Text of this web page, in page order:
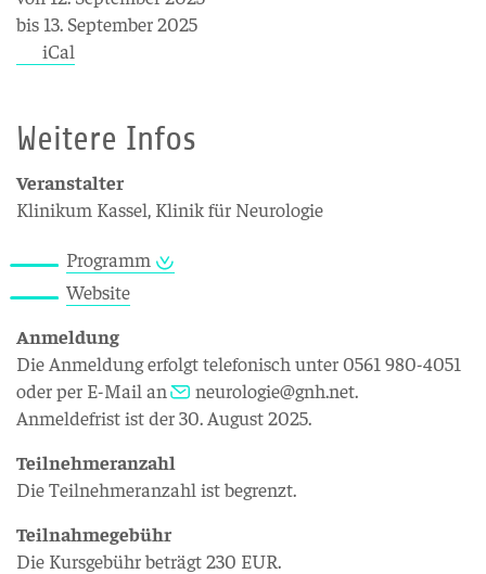
bis 13. September 2025
iCal
Weitere Infos
Veranstalter
Klinikum Kassel, Klinik für Neurologie
Programm
Website
Anmeldung
Die Anmeldung erfolgt telefonisch unter 0561 980-4051
oder per E-Mail an
neurologie@gnh.net.
Anmeldefrist ist der 30. August 2025.
Teilnehmeranzahl
Die Teilnehmeranzahl ist begrenzt.
Teilnahmegebühr
Die Kursgebühr beträgt 230 EUR.